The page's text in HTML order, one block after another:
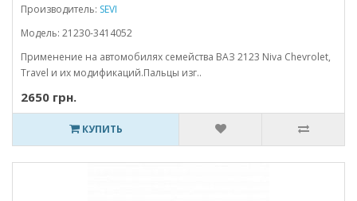
Производитель: SEVI
Модель: 21230-3414052
Применение на автомобилях семейства ВАЗ 2123 Niva Chevrolet,
Travel и их модификаций.Пальцы изг..
2650 грн.
КУПИТЬ